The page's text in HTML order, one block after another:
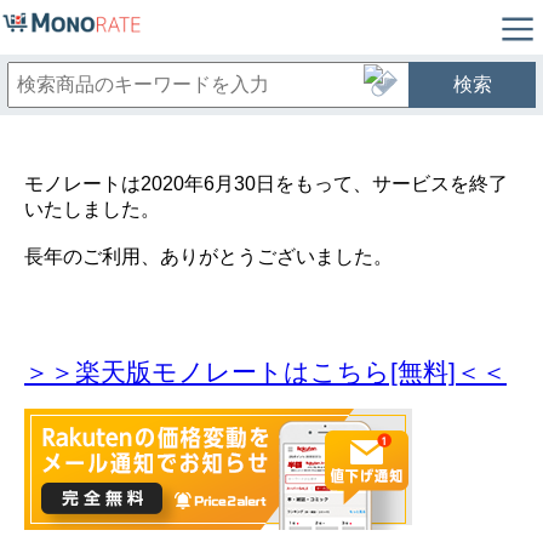
検索
モノレートは2020年6月30日をもって、サービスを終了
いたしました。
長年のご利用、ありがとうございました。
＞＞楽天版モノレートはこちら[無料]＜＜